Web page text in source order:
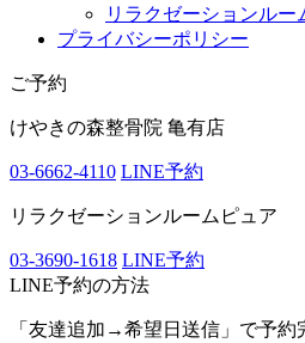
リラクゼーションル
プライバシーポリシー
ご予約
けやきの森整骨院 亀有店
03-6662-4110 LINE予約
リラクゼーションルームピュア
03-3690-1618 LINE予約
LINE予約の方法
「友達追加→希望日送信」で予約